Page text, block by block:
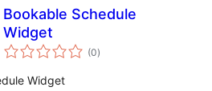
Bookable Schedule
Widget
(0कुल
दर)
Widget